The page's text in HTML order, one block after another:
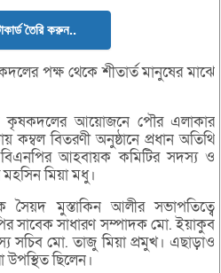
তৈরি করুন..
পক্ষ থেকে শীতার্ত মানুষের মাঝে
কৃষকদলের আয়োজনে পৌর এলাকার
কম্বল বিতরণী অনুষ্ঠানে প্রধান অতিথি
বিএনপির আহবায়ক কমিটির সদস্য ও
মিয়া মধু।
মুস্তাকিন আলীর সভাপতিত্বে
সাবেক সাধারণ সম্পাদক মো. ইয়াকুব
মো. তাজু মিয়া প্রমুখ। এছাড়াও
ছিলেন।